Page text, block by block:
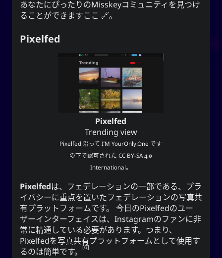
あなたにぴったりのMisskeyコミュニティを見つけ
ることができますここ 。
Pixelfed
Pixelfed
Trending view
Pixelfed 沿ってI’M YourOnly.One です
の下で認可されたCC BY-SA 4.0
International。
Pixelfedは、フェデレーションの一部である、プラ
イバシーに重点を置いたフェデレーションの写真共
有プラットフォームです。 今日のPixelfedのユー
ザーインターフェイスは、Instagramのファンに非
常に精通している必要があります。つまり、
Pixelfedを写真共有プラットフォームとして使用す
るのは簡単です。
6